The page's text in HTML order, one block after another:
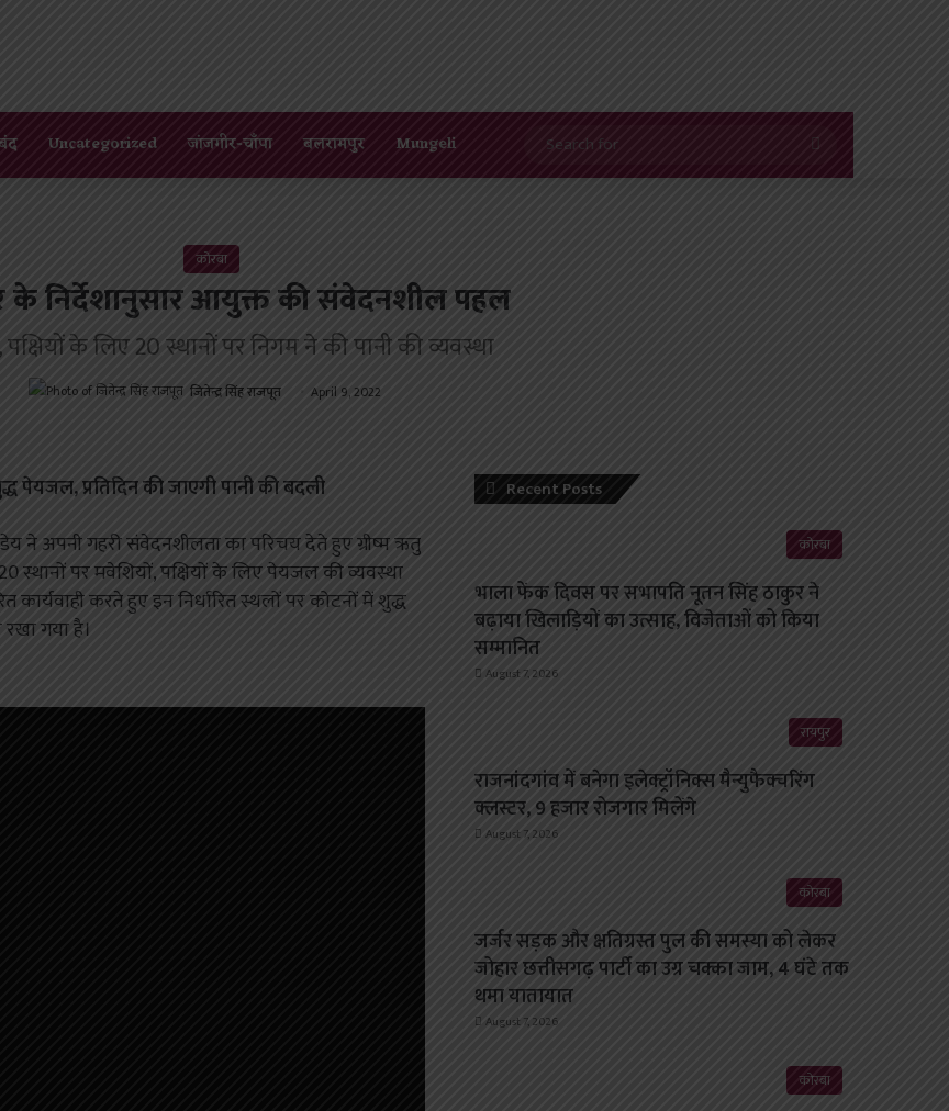
Uncategorized जांजगीर-चाँपा बलरामपुर Mungeli
Search
for
कोरबा
निर्देशानुसार आयुक्त की संवेदनशील पहल
के लिए 20 स्थानों पर निगम ने की पानी की व्यवस्था
जितेन्द्र सिंह राजपूत April 9, 2022
पेयजल, प्रतिदिन की जाएगी पानी की बदली
ने अपनी गहरी संवेदनशीलता का परिचय देते हुए ग्रीष्म ऋतु
स्थानों पर मवेशियों, पक्षियों के लिए पेयजल की व्यवस्था
कार्यवाही करते हुए इन निर्धारित स्थलों पर कोटनों में शुद्ध
गया है।
Recent Posts
कोरबा
भाला फेंक दिवस पर सभापति नूतन सिंह ठाकुर ने
बढ़ाया खिलाड़ियों का उत्साह, विजेताओं को किया
सम्मानित
August 7, 2026
रायपुर
राजनांदगांव में बनेगा इलेक्ट्रॉनिक्स मैन्युफैक्चरिंग
क्लस्टर, 9 हजार रोजगार मिलेंगे
August 7, 2026
कोरबा
जर्जर सड़क और क्षतिग्रस्त पुल की समस्या को लेकर
जोहार छत्तीसगढ़ पार्टी का उग्र चक्का जाम, 4 घंटे तक
थमा यातायात
August 7, 2026
कोरबा